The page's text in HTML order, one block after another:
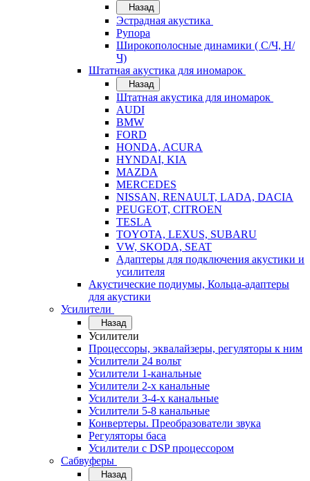
Назад
Эстрадная акустика
Рупора
Широкополосные динамики ( С/Ч, Н/
Ч)
Штатная акустика для иномарок
Назад
Штатная акустика для иномарок
AUDI
BMW
FORD
HONDA, ACURA
HYNDAI, KIA
MAZDA
MERCEDES
NISSAN, RENAULT, LADA, DACIA
PEUGEOT, CITROEN
TESLA
TOYOTA, LEXUS, SUBARU
VW, SKODA, SEAT
Адаптеры для подключения акустики и
усилителя
Акустические подиумы, Кольца-адаптеры
для акустики
Усилители
Назад
Усилители
Процессоры, эквалайзеры, регуляторы к ним
Усилители 24 вольт
Усилители 1-канальные
Усилители 2-х канальные
Усилители 3-4-х канальные
Усилители 5-8 канальные
Конвертеры. Преобразователи звука
Регуляторы баса
Усилители с DSP процессором
Сабвуферы
Назад